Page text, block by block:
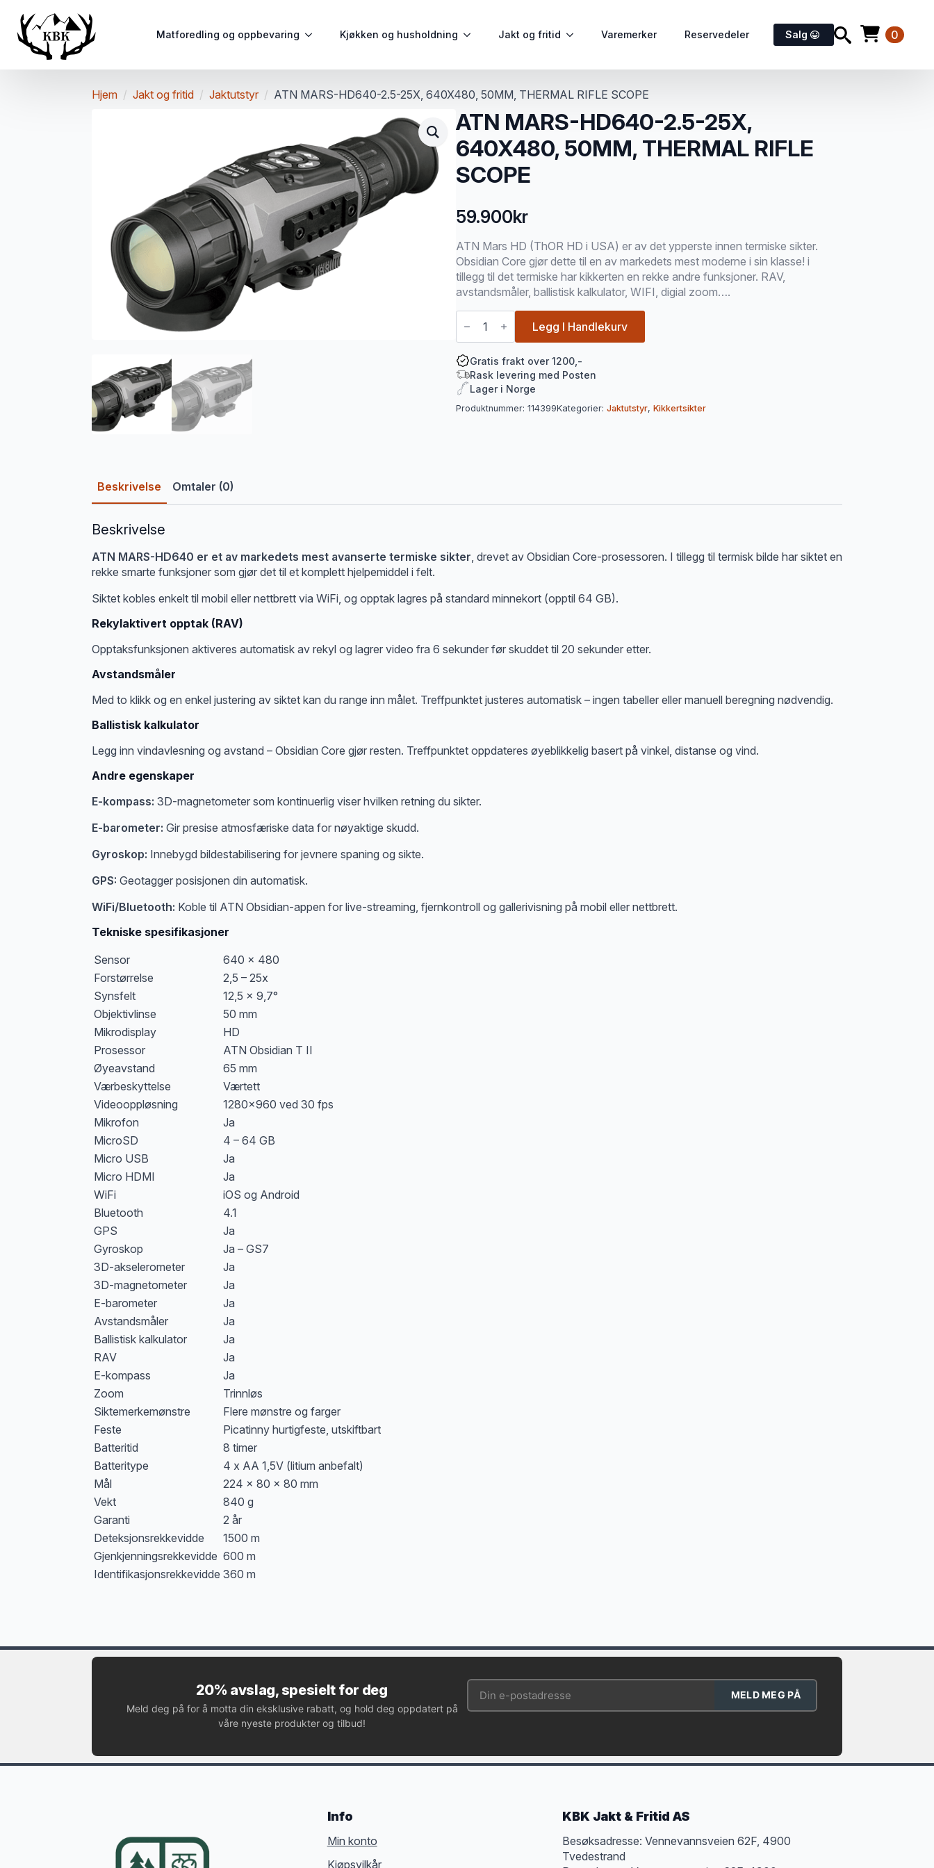
Matforedling og oppbevaring Kjøkken og husholdning Jakt og fritid Varemerker Reservedeler Salg 0
Hjem Jakt og fritid Jaktutstyr ATN MARS-HD640-2.5-25X, 640X480, 50MM, THERMAL RIFLE SCOPE
ATN MARS-HD640-2.5-25X,
640X480, 50MM, THERMAL RIFLE
SCOPE
59.900kr
ATN Mars HD (ThOR HD i USA) er av det ypperste innen termiske sikter.
Obsidian Core gjør dette til en av markedets mest moderne i sin klasse! i
tillegg til det termiske har kikkerten en rekke andre funksjoner. RAV,
avstandsmåler, ballistisk kalkulator, WIFI, digial zoom….
ATN
MARS-
HD640-
25X,
640X480,
50MM,
THERMAL
RIFLE
SCOPE
Legg I Handlekurv
Gratis frakt over 1200,-
Rask levering med Posten
Lager i Norge
Produktnummer: 114399Kategorier: Jaktutstyr, Kikkertsikter
Beskrivelse Omtaler (0)
Beskrivelse
ATN MARS-HD640 er et av markedets mest avanserte termiske sikter , drevet av Obsidian Core-prosessoren. I tillegg til termisk bilde har siktet en
rekke smarte funksjoner som gjør det til et komplett hjelpemiddel i felt.
Siktet kobles enkelt til mobil eller nettbrett via WiFi, og opptak lagres på standard minnekort (opptil 64 GB).
Rekylaktivert opptak (RAV)
Opptaksfunksjonen aktiveres automatisk av rekyl og lagrer video fra 6 sekunder før skuddet til 20 sekunder etter.
Avstandsmåler
Med to klikk og en enkel justering av siktet kan du range inn målet. Treffpunktet justeres automatisk – ingen tabeller eller manuell beregning nødvendig.
Ballistisk kalkulator
Legg inn vindavlesning og avstand – Obsidian Core gjør resten. Treffpunktet oppdateres øyeblikkelig basert på vinkel, distanse og vind.
Andre egenskaper
E-kompass: 3D-magnetometer som kontinuerlig viser hvilken retning du sikter.
E-barometer: Gir presise atmosfæriske data for nøyaktige skudd.
Gyroskop: Innebygd bildestabilisering for jevnere spaning og sikte.
GPS: Geotagger posisjonen din automatisk.
WiFi/Bluetooth: Koble til ATN Obsidian-appen for live-streaming, fjernkontroll og gallerivisning på mobil eller nettbrett.
Tekniske spesifikasjoner
Sensor
640 x 480
Forstørrelse
2,5 – 25x
Synsfelt
12,5 x 9,7°
Objektivlinse
50 mm
Mikrodisplay
HD
Prosessor
ATN Obsidian T II
Øyeavstand
65 mm
Værbeskyttelse
Værtett
Videooppløsning
1280×960 ved 30 fps
Mikrofon
Ja
MicroSD
4 – 64 GB
Micro USB
Ja
Micro HDMI
Ja
WiFi
iOS og Android
Bluetooth
4.1
GPS
Ja
Gyroskop
Ja – GS7
3D-akselerometer
Ja
3D-magnetometer
Ja
E-barometer
Ja
Avstandsmåler
Ja
Ballistisk kalkulator
Ja
RAV
Ja
E-kompass
Ja
Zoom
Trinnløs
Siktemerkemønstre
Flere mønstre og farger
Feste
Picatinny hurtigfeste, utskiftbart
Batteritid
8 timer
Batteritype
4 x AA 1,5V (litium anbefalt)
Mål
224 x 80 x 80 mm
Vekt
840 g
Garanti
2 år
Deteksjonsrekkevidde
1500 m
Gjenkjenningsrekkevidde 600 m
Identifikasjonsrekkevidde 360 m
20% avslag, spesielt for deg
Meld deg på for å motta din eksklusive rabatt, og hold deg oppdatert på
våre nyeste produkter og tilbud!
MELD MEG PÅ
Info
Min konto
Kjøpsvilkår
KBK Jakt & Fritid AS
Besøksadresse: Vennevannsveien 62F, 4900
Tvedestrand